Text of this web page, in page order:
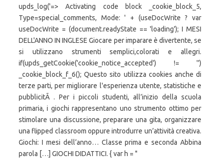
upds_log('=> Activating code block _cookie_block_5,
Type=special_comments, Mode: ' + (useDocWrite ? var
useDocWrite = (document.readyState == 'loading'); I MESI
DELL'ANNO IN INGLESE Giocare per imparare è divertente, se
si utilizzano strumenti semplici,colorati e allegri.
if(upds_getCookie('cookie_notice_accepted') != '')
_cookie_block_f_6(); Questo sito utilizza cookies anche di
terze parti, per migliorare l'esperienza utente, statistiche e
pubblicitÃ . Per i piccoli studenti, all’inizio della scuola
primaria, i giochi rappresentano uno strumento ottimo per
stimolare una discussione, preparare una gita, organizzare
una flipped classroom oppure introdurre un’attività creativa.
Giochi: I mesi dell’anno… Classe prima e seconda Abbina
parola […] GIOCHI DIDATTICI. { var h = "